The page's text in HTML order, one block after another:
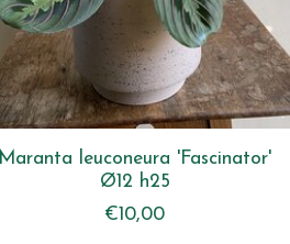
Maranta leuconeura 'Fascinator'
Ø12 h25
€10,00